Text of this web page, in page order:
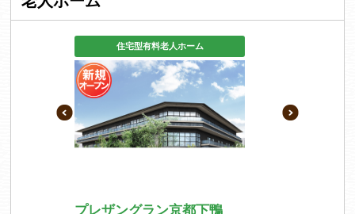
住宅型有料老人ホーム
プレザングラン京都下鴨